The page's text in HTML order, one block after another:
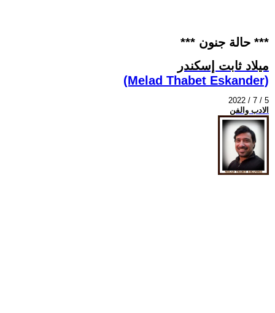
*** حالة جنون ***
ميلاد ثابت إسكندر
(Melad Thabet Eskander)
2022 / 7 / 5
الادب والفن